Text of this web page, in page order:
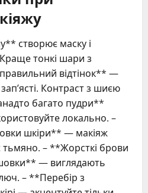
створює маску і
тонкі шари з
відтінок** —
Контраст з шиєю
багато пудри**
локально. –
шкіри** — макіяж
тьмяно. – **Жорсткі брови
— виглядають
– **Перебір з